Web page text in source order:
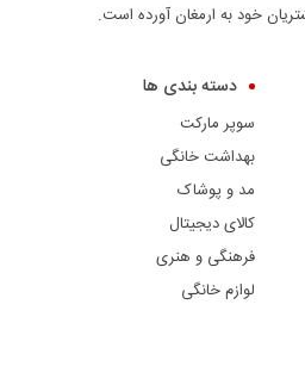
خود به ارمغان آورده است.
دسته بندی ها
سوپر مارکت
بهداشت خانگی
مد و پوشاک
کالای دیجیتال
فرهنگی و هنری
لوازم خانگی